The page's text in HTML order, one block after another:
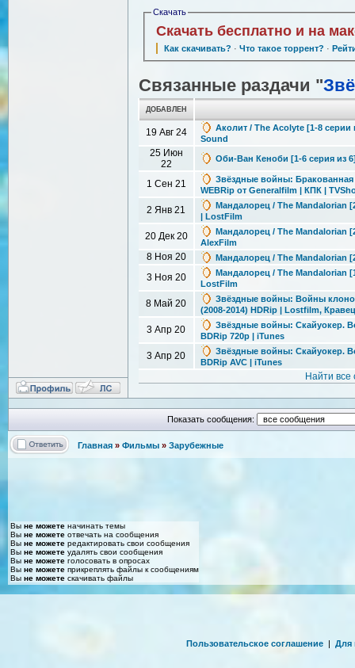
Скачать
Скачать бесплатно и на
Как скачивать? · Что такое торрент? ·
Связанные раздачи "
ДОБАВЛЕН
19 Авг 24
Аколит / The Acolyte [1-8 серии
Sound
25 Июн
22
Оби-Ван Кеноби [1-6 серия из
1 Сен 21
Звёздные войны: Бракованная
WEBRip от Generalfilm | КПК |
2 Янв 21
Мандалорец / The Mandalorian
| LostFilm
20 Дек 20
Мандалорец / The Mandalorian
AlexFilm
8 Ноя 20 Мандалорец / The Mandalorian
3 Ноя 20
Мандалорец / The Mandalorian
LostFilm
8 Май 20
Звёздные войны: Войны
(2008-2014) HDRip | Lostfilm,
3 Апр 20
Звёздные войны: Скайуокер.
BDRip 720p | iTunes
3 Апр 20
Звёздные войны: Скайуокер.
BDRip AVC | iTunes
Найти
Показать сообщения:
Главная » Фильмы » Зарубежные
Вы не можете начинать темы
Вы не можете отвечать на сообщения
Вы не можете редактировать свои сообщения
Вы не можете удалять свои сообщения
Вы не можете голосовать в опросах
Вы не можете прикреплять файлы к сообщениям
Вы не можете скачивать файлы
Пользовательское соглашение | Для